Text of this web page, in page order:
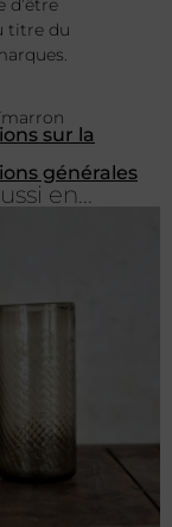
d’être
titre du
sur la
générales
en...